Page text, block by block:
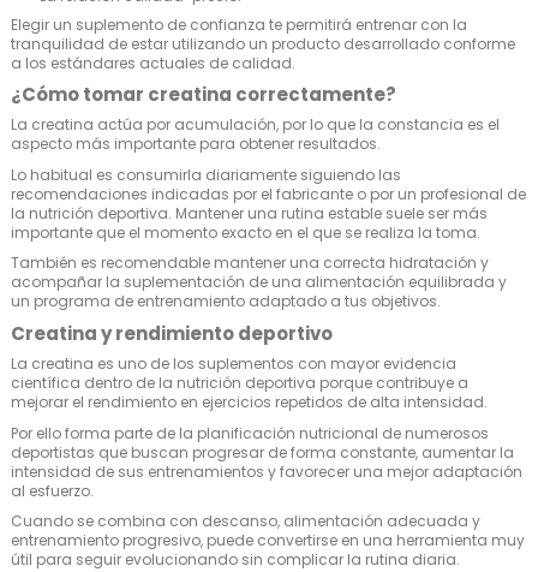
Elegir un suplemento de confianza te permitirá entrenar con la
tranquilidad de estar utilizando un producto desarrollado conforme
a los estándares actuales de calidad.
¿Cómo tomar creatina correctamente?
La creatina actúa por acumulación, por lo que la constancia es el
aspecto más importante para obtener resultados.
Lo habitual es consumirla diariamente siguiendo las
recomendaciones indicadas por el fabricante o por un profesional de
la nutrición deportiva. Mantener una rutina estable suele ser más
importante que el momento exacto en el que se realiza la toma.
También es recomendable mantener una correcta hidratación y
acompañar la suplementación de una alimentación equilibrada y
un programa de entrenamiento adaptado a tus objetivos.
Creatina y rendimiento deportivo
La creatina es uno de los suplementos con mayor evidencia
científica dentro de la nutrición deportiva porque contribuye a
mejorar el rendimiento en ejercicios repetidos de alta intensidad.
Por ello forma parte de la planificación nutricional de numerosos
deportistas que buscan progresar de forma constante, aumentar la
intensidad de sus entrenamientos y favorecer una mejor adaptación
al esfuerzo.
Cuando se combina con descanso, alimentación adecuada y
entrenamiento progresivo, puede convertirse en una herramienta muy
útil para seguir evolucionando sin complicar la rutina diaria.